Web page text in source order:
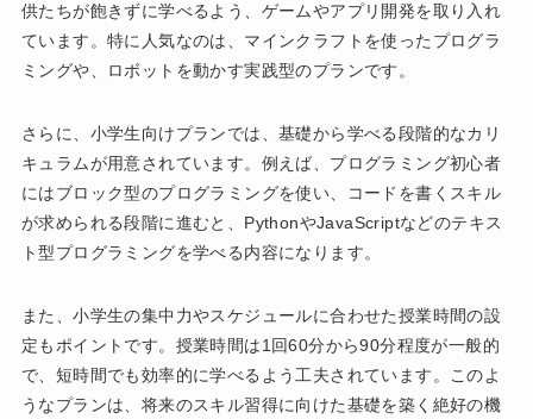
供たちが飽きずに学べるよう、ゲームやアプリ開発を取り入れ
ています。特に人気なのは、マインクラフトを使ったプログラ
ミングや、ロボットを動かす実践型のプランです。
さらに、小学生向けプランでは、基礎から学べる段階的なカリ
キュラムが用意されています。例えば、プログラミング初心者
にはブロック型のプログラミングを使い、コードを書くスキル
が求められる段階に進むと、PythonやJavaScriptなどのテキス
ト型プログラミングを学べる内容になります。
また、小学生の集中力やスケジュールに合わせた授業時間の設
定もポイントです。授業時間は1回60分から90分程度が一般的
で、短時間でも効率的に学べるよう工夫されています。このよ
うなプランは、将来のスキル習得に向けた基礎を築く絶好の機